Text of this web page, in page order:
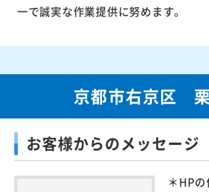
一で誠実な作業提供に努めます。
京都市右京区
お客様からのメッセージ
＊HPの